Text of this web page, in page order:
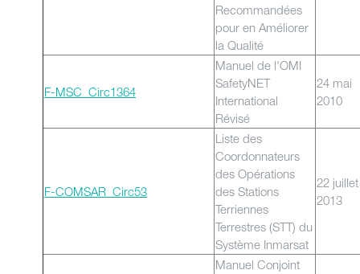
Recommandées
pour en Améliorer
la Qualité
F-MSC_Circ1364
Manuel de l'OMI
SafetyNET
International
Révisé
24 mai
2010
F-COMSAR_Circ53
Liste des
Coordonnateurs
des Opérations
des Stations
Terriennes
Terrestres (STT) du
Système Inmarsat
22 juillet
2013
Manuel Conjoint